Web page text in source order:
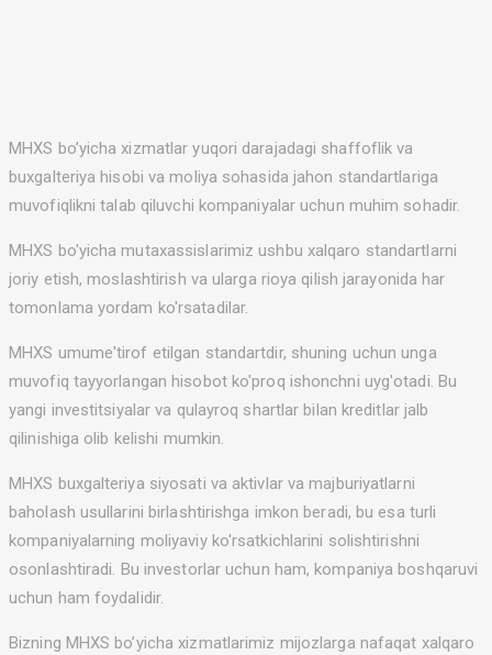
MHXS bo’yicha xizmatlar yuqori darajadagi shaffoflik va
buxgalteriya hisobi va moliya sohasida jahon standartlariga
muvofiqlikni talab qiluvchi kompaniyalar uchun muhim sohadir.
MHXS bo'yicha mutaxassislarimiz ushbu xalqaro standartlarni
joriy etish, moslashtirish va ularga rioya qilish jarayonida har
tomonlama yordam ko'rsatadilar.
MHXS umume'tirof etilgan standartdir, shuning uchun unga
muvofiq tayyorlangan hisobot ko'proq ishonchni uyg'otadi. Bu
yangi investitsiyalar va qulayroq shartlar bilan kreditlar jalb
qilinishiga olib kelishi mumkin.
MHXS buxgalteriya siyosati va aktivlar va majburiyatlarni
baholash usullarini birlashtirishga imkon beradi, bu esa turli
kompaniyalarning moliyaviy ko'rsatkichlarini solishtirishni
osonlashtiradi. Bu investorlar uchun ham, kompaniya boshqaruvi
uchun ham foydalidir.
Bizning MHXS bo’yicha xizmatlarimiz mijozlarga nafaqat xalqaro